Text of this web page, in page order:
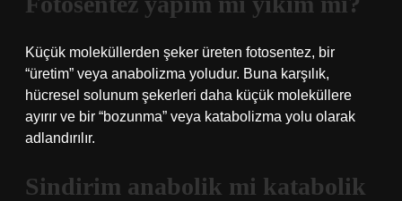
Küçük moleküllerden şeker üreten fotosentez, bir
“üretim” veya anabolizma yoludur. Buna karşılık,
hücresel solunum şekerleri daha küçük moleküllere
ayırır ve bir “bozunma” veya katabolizma yolu olarak
adlandırılır.
Sindirim anabolik mi katabolik